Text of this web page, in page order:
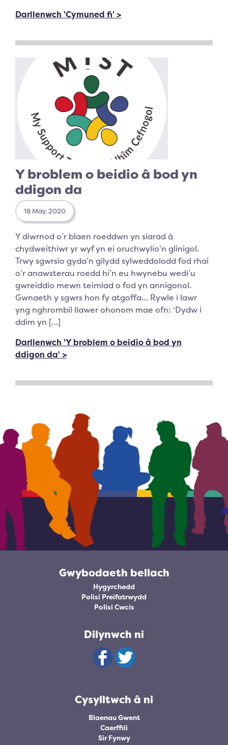
Darllenwch 'Cymuned fi' >
Y broblem o beidio â bod yn
ddigon da
18 May, 2020
Y diwrnod o’r blaen roeddwn yn siarad â
chydweithiwr yr wyf yn ei oruchwylio’n glinigol.
Trwy sgwrsio gyda’n gilydd sylweddolodd fod rhai
o’r anawsterau roedd hi’n eu hwynebu wedi’u
gwreiddio mewn teimlad o fod yn annigonol.
Gwnaeth y sgwrs hon fy atgoffa… Rywle i lawr
yng nghrombil llawer ohonom mae ofn: ‘Dydw i
ddim yn […]
Darllenwch 'Y broblem o beidio â bod yn
ddigon da' >
Gwybodaeth bellach
Hygyrchedd
Polisi Preifatrwydd
Polisi Cwcis
Dilynwch ni
Cysylltwch â ni
Blaenau Gwent
Caerffili
Sir Fynwy